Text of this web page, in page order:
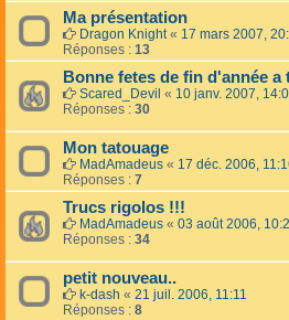
Ma présentation
Dragon Knight« 17 mars 2007,
Réponses : 13
Bonne fetes de fin d'année a
Scared_Devil « 10 janv. 2007,
Réponses : 30
Mon tatouage
MadAmadeus « 17 déc. 2006,
Réponses : 7
Trucs rigolos !!!
MadAmadeus « 03 août 2006,
Réponses : 34
petit nouveau..
k-dash « 21 juil. 2006, 11:11
Réponses : 8